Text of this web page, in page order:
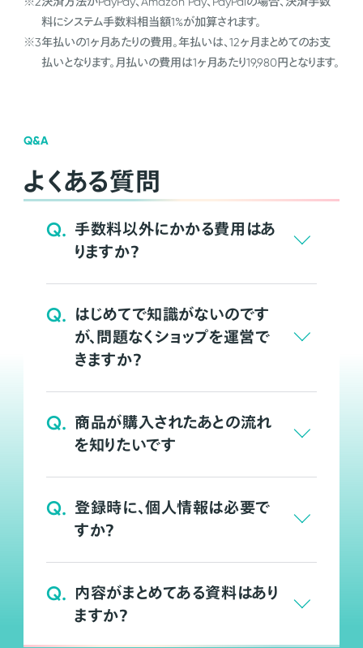
料にシステム手数料相当額1%が加算されます。
※3年払いの1ヶ月あたりの費用。年払いは、12ヶ月まとめてのお支
払いとなります。月払いの費用は1ヶ月あたり19,980円となります。
Q&A
よくある質問
Q. 手数料以外にかかる費用はあ
りますか？
Q. はじめてで知識がないのです
が、問題なくショップを運営で
きますか？
Q. 商品が購入されたあとの流れ
を知りたいです
Q. 登録時に、個人情報は必要で
すか？
Q. 内容がまとめてある資料はあり
ますか？